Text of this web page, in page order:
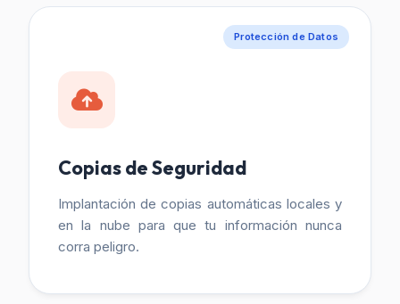
Protección de Datos
Copias de Seguridad
Implantación de copias automáticas locales y
en la nube para que tu información nunca
corra peligro.